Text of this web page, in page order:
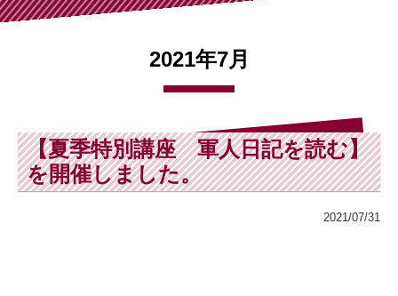
2021年7月
【夏季特別講座 軍人日記を読む】
を開催しました。
2021/07/31